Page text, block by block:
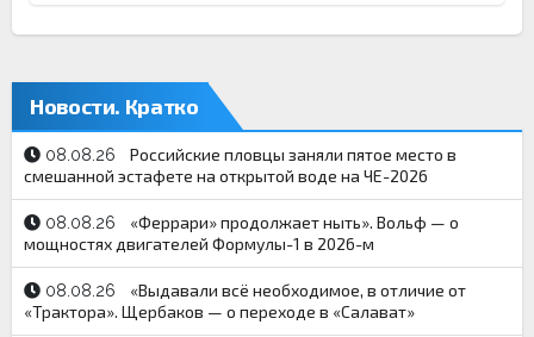
Новости. Кратко
08.08.26
Российские пловцы заняли пятое место в
смешанной эстафете на открытой воде на ЧЕ-2026
08.08.26
«Феррари» продолжает ныть». Вольф — о
мощностях двигателей Формулы-1 в 2026-м
08.08.26
«Выдавали всё необходимое, в отличие от
«Трактора». Щербаков — о переходе в «Салават»